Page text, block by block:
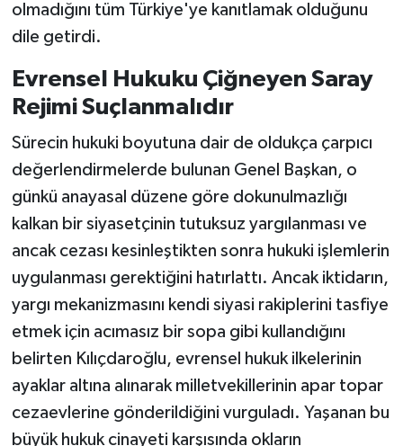
olmadığını tüm Türkiye'ye kanıtlamak olduğunu
dile getirdi.
Evrensel Hukuku Çiğneyen Saray
Rejimi Suçlanmalıdır
Sürecin hukuki boyutuna dair de oldukça çarpıcı
değerlendirmelerde bulunan Genel Başkan, o
günkü anayasal düzene göre dokunulmazlığı
kalkan bir siyasetçinin tutuksuz yargılanması ve
ancak cezası kesinleştikten sonra hukuki işlemlerin
uygulanması gerektiğini hatırlattı. Ancak iktidarın,
yargı mekanizmasını kendi siyasi rakiplerini tasfiye
etmek için acımasız bir sopa gibi kullandığını
belirten Kılıçdaroğlu, evrensel hukuk ilkelerinin
ayaklar altına alınarak milletvekillerinin apar topar
cezaevlerine gönderildiğini vurguladı. Yaşanan bu
büyük hukuk cinayeti karşısında okların